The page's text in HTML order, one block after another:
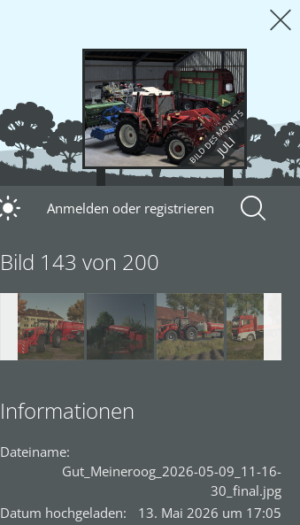
BILD DES MONATS
JULI
Anmelden oder registrieren
Bild 143 von 200
Informationen
Dateiname
Gut_Meineroog_2026-05-09_11-16-
30_final.jpg
Datum hochgeladen
13. Mai 2026 um 17:05